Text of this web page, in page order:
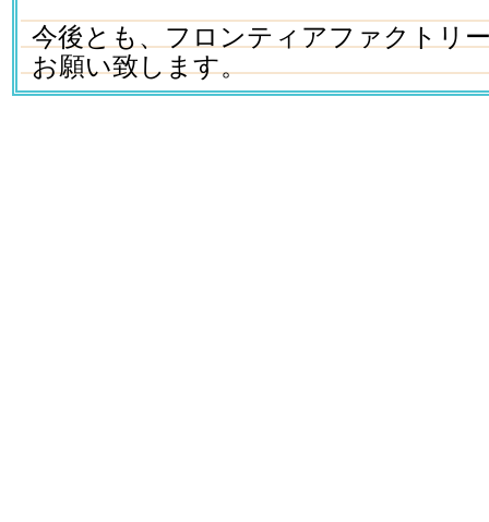
今後とも、フロンティアファクトリ
お願い致します。